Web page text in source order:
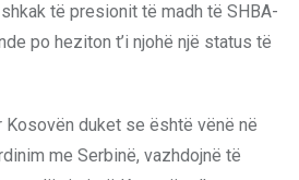
të presionit të madh të SHBA-
po heziton t’i njohë një status të
Kosovën duket se është vënë në
me Serbinë, vazhdojnë të